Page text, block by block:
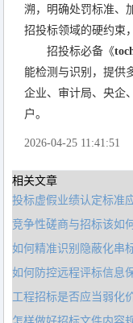
溯，明确处罚标准、
招投标领域的硬约束
招投标必备《
能检测与识别，提供
企业、审计局、央企
户。
2026-04-25 11:41:51
相关文章
投标虚假业绩认定标准
竞争性磋商与招标该如
如何精准识别隐蔽化串
如何防控远程评标信息
工程招标是否应当弱化